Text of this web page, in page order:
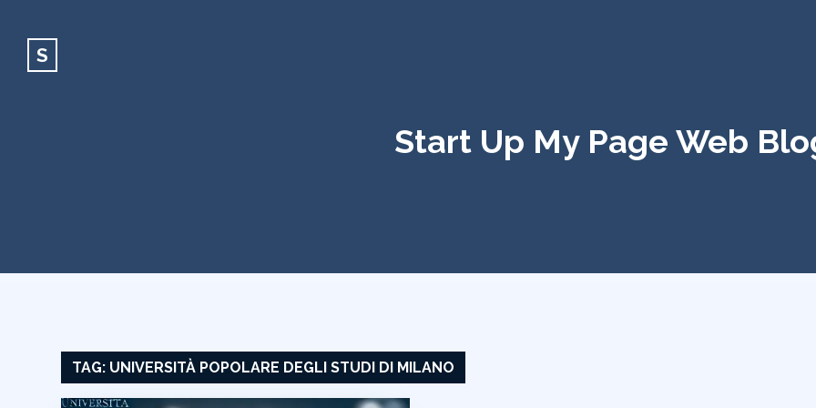
S
Start Up My Page Web
TAG: UNIVERSITÀ POPOLARE DEGLI STUDI DI MILANO